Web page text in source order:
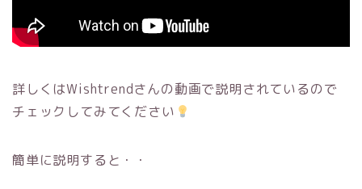
詳しくはWishtrendさんの動画で説明されているので
チェックしてみてください
簡単に説明すると・・